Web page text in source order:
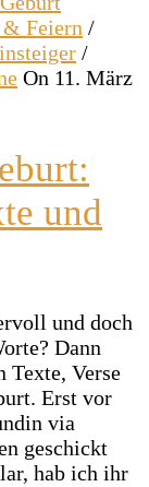
Feiern /
/
On 11. März
und
und doch
Dann
Verse
Erst vor
via
geschickt
hab ich ihr